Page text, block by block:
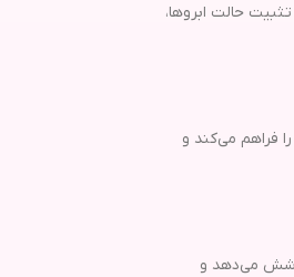
حالت ابروها،
فراهم می‌کند و
می‌دهد و